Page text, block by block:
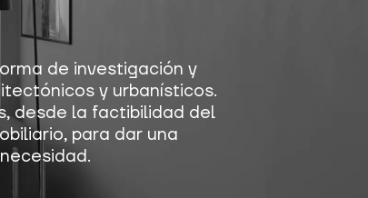
de investigación y
y urbanísticos.
desde la factibilidad del
para dar una